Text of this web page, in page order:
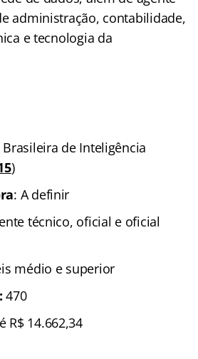
administração, contabilidade,
e tecnologia da
Brasileira de Inteligência
)
: A definir
técnico, oficial e oficial
médio e superior
470
R$ 14.662,34